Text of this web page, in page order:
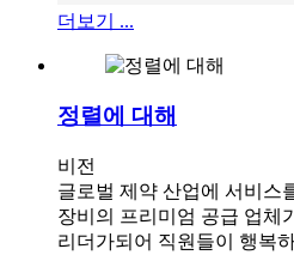
더보기 ...
정렬에 대해
비전
글로벌 제약 산업에 서비스
장비의 프리미엄 공급 업체
리더가되어 직원들이 행복